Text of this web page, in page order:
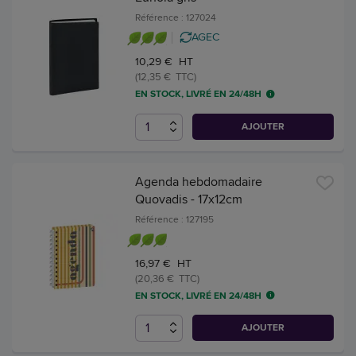
Référence : 127024
AGEC
10,29 € HT
(12,35 € TTC)
EN STOCK, LIVRÉ EN 24/48H
AJOUTER
Agenda hebdomadaire
Quovadis - 17x12cm
Référence : 127195
16,97 € HT
(20,36 € TTC)
EN STOCK, LIVRÉ EN 24/48H
AJOUTER